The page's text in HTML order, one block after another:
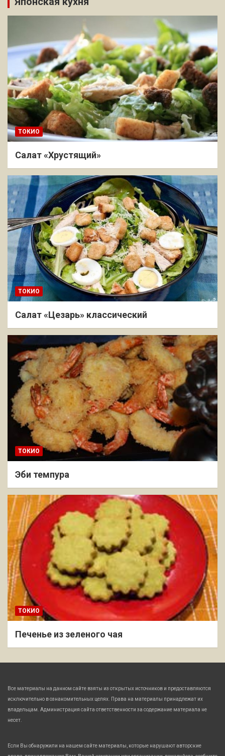
ТОКИО
Салат «Хрустящий»
ТОКИО
Салат «Цезарь» классический
ТОКИО
Эби темпура
ТОКИО
Печенье из зеленого чая
Все материалы на данном сайте взяты из открытых источников и предоставляются
исключительно в ознакомительных целях. Права на материалы принадлежат их
владельцам. Администрация сайта ответственности за содержание материала не
несет.
Если Вы обнаружили на нашем сайте материалы, которые нарушают авторские